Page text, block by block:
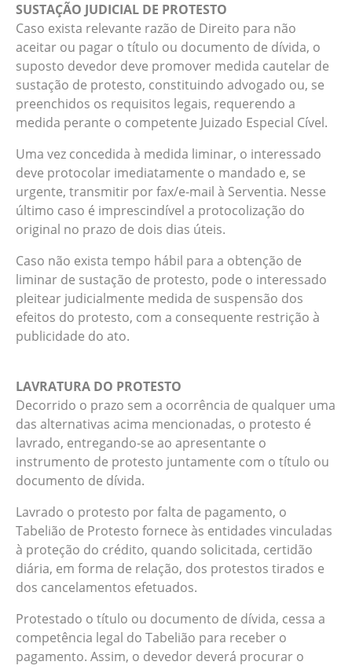
SUSTAÇÃO JUDICIAL DE PROTESTO
Caso exista relevante razão de Direito para não
aceitar ou pagar o título ou documento de dívida, o
suposto devedor deve promover medida cautelar de
sustação de protesto, constituindo advogado ou, se
preenchidos os requisitos legais, requerendo a
medida perante o competente Juizado Especial Cível.
Uma vez concedida à medida liminar, o interessado
deve protocolar imediatamente o mandado e, se
urgente, transmitir por fax/e-mail à Serventia. Nesse
último caso é imprescindível a protocolização do
original no prazo de dois dias úteis.
Caso não exista tempo hábil para a obtenção de
liminar de sustação de protesto, pode o interessado
pleitear judicialmente medida de suspensão dos
efeitos do protesto, com a consequente restrição à
publicidade do ato.
LAVRATURA DO PROTESTO
Decorrido o prazo sem a ocorrência de qualquer uma
das alternativas acima mencionadas, o protesto é
lavrado, entregando-se ao apresentante o
instrumento de protesto juntamente com o título ou
documento de dívida.
Lavrado o protesto por falta de pagamento, o
Tabelião de Protesto fornece às entidades vinculadas
à proteção do crédito, quando solicitada, certidão
diária, em forma de relação, dos protestos tirados e
dos cancelamentos efetuados.
Protestado o título ou documento de dívida, cessa a
competência legal do Tabelião para receber o
pagamento. Assim, o devedor deverá procurar o